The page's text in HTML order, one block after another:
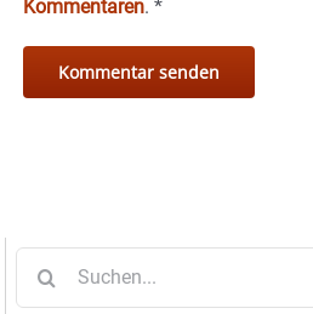
Kommentaren. *
nach: